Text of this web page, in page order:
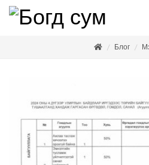
Блог